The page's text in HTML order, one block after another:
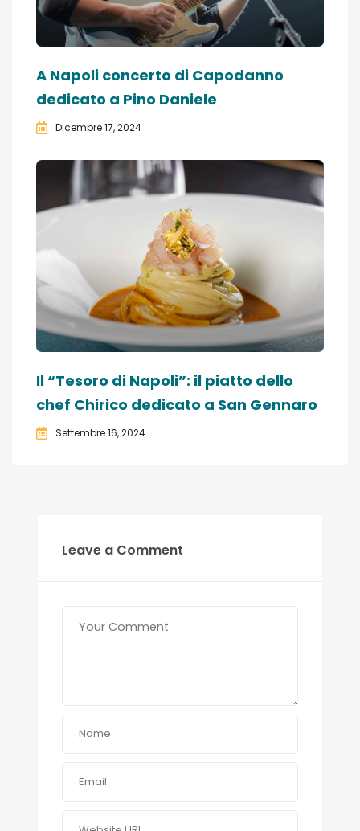
A Napoli concerto di Capodanno
dedicato a Pino Daniele
Dicembre 17, 2024
Il “Tesoro di Napoli”: il piatto dello
chef Chirico dedicato a San Gennaro
Settembre 16, 2024
Leave a Comment